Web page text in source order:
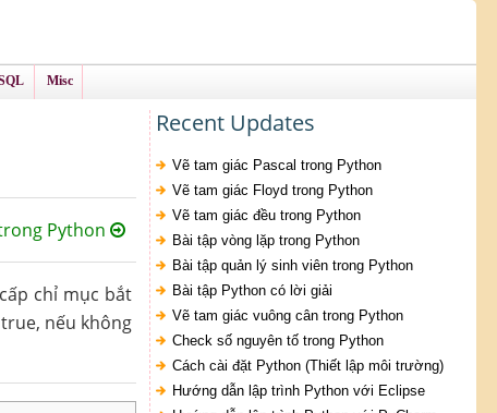
Misc
Python
chỉ mục bắt
nếu không
Recent Updates
Vẽ tam giác Pascal trong Python
Vẽ tam giác Floyd trong Python
Vẽ tam giác đều trong Python
Bài tập vòng lặp trong Python
Bài tập quản lý sinh viên trong Python
Bài tập Python có lời giải
Vẽ tam giác vuông cân trong Python
Check số nguyên tố trong Python
Cách cài đặt Python (Thiết lập môi trường)
Hướng dẫn lập trình Python với Eclipse